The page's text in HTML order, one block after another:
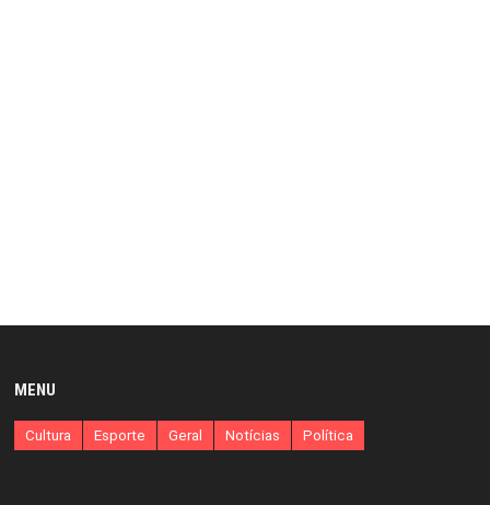
MENU
Cultura Esporte Geral Notícias Política